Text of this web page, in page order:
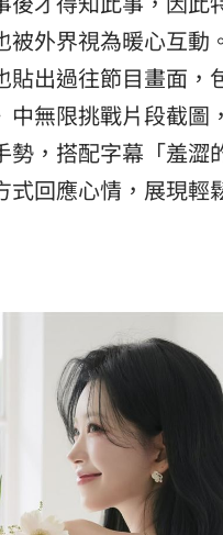
被外界視為暖心互動
貼出過往節目畫面，
中無限挑戰片段截圖
勢，搭配字幕「羞澀
式回應心情，展現輕